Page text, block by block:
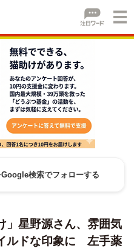
検索でフォローする
」星野源さん、雰囲気
ルドな印象に 左手薬